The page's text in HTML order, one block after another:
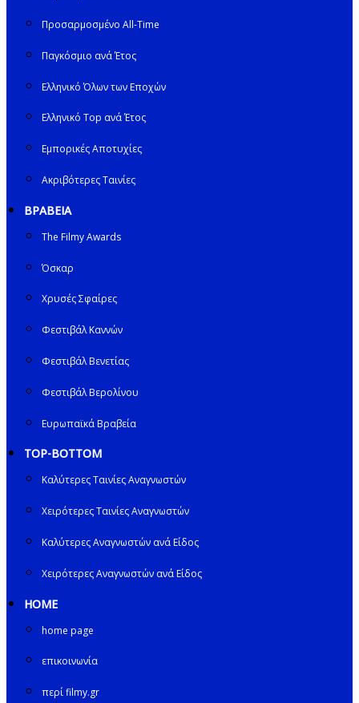
Προσαρμοσμένο All-Time
Παγκόσμιο ανά Έτος
Ελληνικό Όλων των Εποχών
Ελληνικό Top ανά Έτος
Εμπορικές Αποτυχίες
Ακριβότερες Ταινίες
ΒΡΑΒΕΙΑ
The Filmy Awards
Όσκαρ
Χρυσές Σφαίρες
Φεστιβάλ Καννών
Φεστιβάλ Βενετίας
Φεστιβάλ Βερολίνου
Ευρωπαϊκά Βραβεία
TOP-BOTTOM
Καλύτερες Ταινίες Αναγνωστών
Χειρότερες Ταινίες Αναγνωστών
Καλύτερες Αναγνωστών ανά Είδος
Χειρότερες Αναγνωστών ανά Είδος
HOME
home page
επικοινωνία
περί filmy.gr